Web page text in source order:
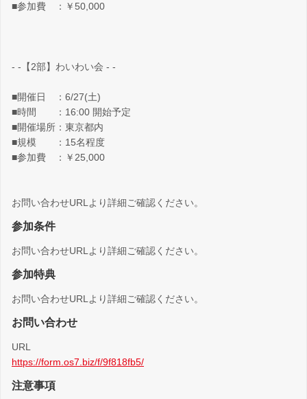
■参加費 ：￥50,000
- -【2部】わいわい会 - -
■開催日 ：6/27(土)
■時間 ：16:00 開始予定
■開催場所：東京都内
■規模 ：15名程度
■参加費 ：￥25,000
お問い合わせURLより詳細ご確認ください。
参加条件
お問い合わせURLより詳細ご確認ください。
参加特典
お問い合わせURLより詳細ご確認ください。
お問い合わせ
URL
https://form.os7.biz/f/9f818fb5/
注意事項